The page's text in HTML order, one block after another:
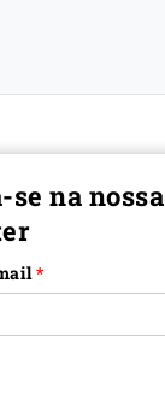
na nossa
*